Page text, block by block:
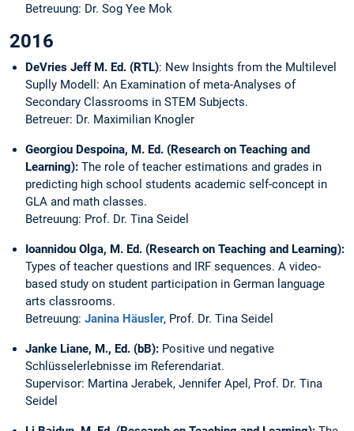
Betreuung: Dr. Sog Yee Mok
2016
DeVries Jeff M. Ed. (RTL): New Insights from the Multilevel
Suplly Modell: An Examination of meta-Analyses of
Secondary Classrooms in STEM Subjects.
Betreuer: Dr. Maximilian Knogler
Georgiou Despoina, M. Ed. (Research on Teaching and
Learning): The role of teacher estimations and grades in
predicting high school students academic self-concept in
GLA and math classes.
Betreuung: Prof. Dr. Tina Seidel
Ioannidou Olga, M. Ed. (Research on Teaching and Learning):
Types of teacher questions and IRF sequences. A video-
based study on student participation in German language
arts classrooms.
Betreuung: Janina Häusler, Prof. Dr. Tina Seidel
Janke Liane, M., Ed. (bB): Positive und negative
Schlüsselerlebnisse im Referendariat.
Supervisor: Martina Jerabek, Jennifer Apel, Prof. Dr. Tina
Seidel